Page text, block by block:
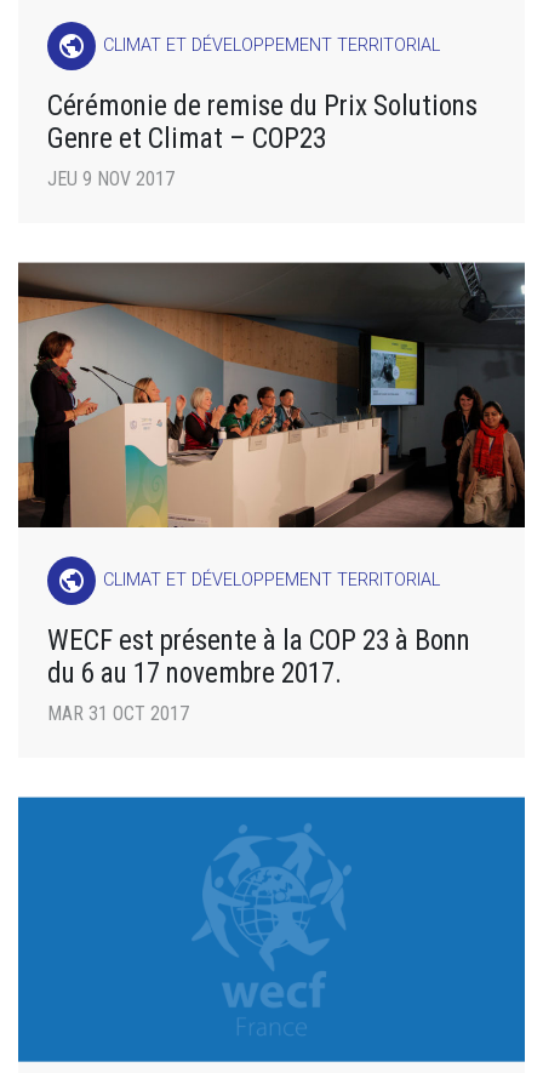
public CLIMAT ET DÉVELOPPEMENT TERRITORIAL
Cérémonie de remise du Prix Solutions
Genre et Climat – COP23
JEU 9 NOV 2017
public CLIMAT ET DÉVELOPPEMENT TERRITORIAL
WECF est présente à la COP 23 à Bonn
du 6 au 17 novembre 2017.
MAR 31 OCT 2017